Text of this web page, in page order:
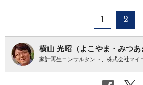
1 2
横山 光昭（よこやま・みつあ
家計再生コンサルタント、株式会社マイ